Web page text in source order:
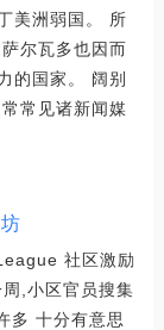
美洲弱国。 所
尔瓦多也因而
的国家。 阔别
常见诸新闻媒
社区激励
,小区官员搜集
多 十分有意思